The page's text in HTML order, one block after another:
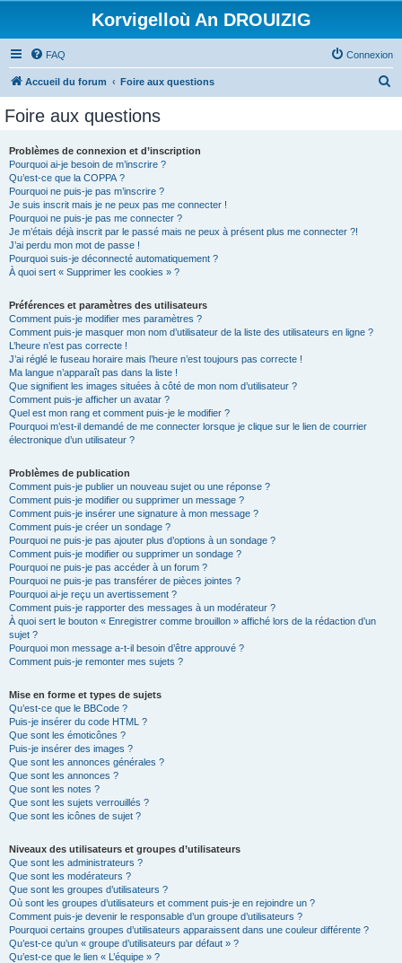
Korvigelloù An DROUIZIG
FAQ Connexion
Accueil du forum Foire aux questions
Foire aux questions
Problèmes de connexion et d’inscription
Pourquoi ai-je besoin de m’inscrire ?
Qu’est-ce que la COPPA ?
Pourquoi ne puis-je pas m’inscrire ?
Je suis inscrit mais je ne peux pas me connecter !
Pourquoi ne puis-je pas me connecter ?
Je m’étais déjà inscrit par le passé mais ne peux à présent plus me connecter ?!
J’ai perdu mon mot de passe !
Pourquoi suis-je déconnecté automatiquement ?
À quoi sert « Supprimer les cookies » ?
Préférences et paramètres des utilisateurs
Comment puis-je modifier mes paramètres ?
Comment puis-je masquer mon nom d’utilisateur de la liste des utilisateurs en ligne ?
L’heure n’est pas correcte !
J’ai réglé le fuseau horaire mais l’heure n’est toujours pas correcte !
Ma langue n’apparaît pas dans la liste !
Que signifient les images situées à côté de mon nom d’utilisateur ?
Comment puis-je afficher un avatar ?
Quel est mon rang et comment puis-je le modifier ?
Pourquoi m’est-il demandé de me connecter lorsque je clique sur le lien de courrier
électronique d’un utilisateur ?
Problèmes de publication
Comment puis-je publier un nouveau sujet ou une réponse ?
Comment puis-je modifier ou supprimer un message ?
Comment puis-je insérer une signature à mon message ?
Comment puis-je créer un sondage ?
Pourquoi ne puis-je pas ajouter plus d’options à un sondage ?
Comment puis-je modifier ou supprimer un sondage ?
Pourquoi ne puis-je pas accéder à un forum ?
Pourquoi ne puis-je pas transférer de pièces jointes ?
Pourquoi ai-je reçu un avertissement ?
Comment puis-je rapporter des messages à un modérateur ?
À quoi sert le bouton « Enregistrer comme brouillon » affiché lors de la rédaction d’un
sujet ?
Pourquoi mon message a-t-il besoin d’être approuvé ?
Comment puis-je remonter mes sujets ?
Mise en forme et types de sujets
Qu’est-ce que le BBCode ?
Puis-je insérer du code HTML ?
Que sont les émoticônes ?
Puis-je insérer des images ?
Que sont les annonces générales ?
Que sont les annonces ?
Que sont les notes ?
Que sont les sujets verrouillés ?
Que sont les icônes de sujet ?
Niveaux des utilisateurs et groupes d’utilisateurs
Que sont les administrateurs ?
Que sont les modérateurs ?
Que sont les groupes d’utilisateurs ?
Où sont les groupes d’utilisateurs et comment puis-je en rejoindre un ?
Comment puis-je devenir le responsable d’un groupe d’utilisateurs ?
Pourquoi certains groupes d’utilisateurs apparaissent dans une couleur différente ?
Qu’est-ce qu’un « groupe d’utilisateurs par défaut » ?
Qu’est-ce que le lien « L’équipe » ?